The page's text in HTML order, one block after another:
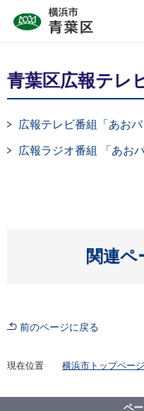
青葉区広報テレ
広報テレビ番組「あお
広報ラジオ番組 「あお
関連ペ
前のページに戻る
現在位置 横浜市トップページ
青葉区広報テレビ
ペ